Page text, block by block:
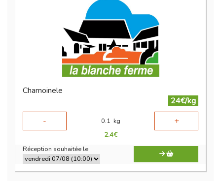
Chamoinele
24€/kg
-
0.1 kg +
2.4€
Réception souhaitée le